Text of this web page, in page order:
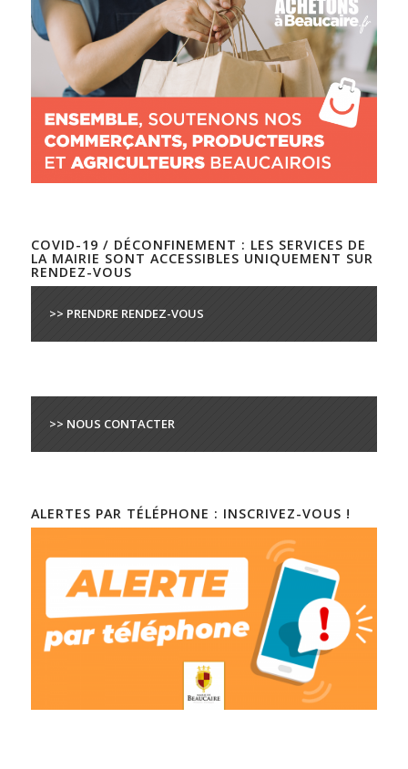
COVID-19 / DÉCONFINEMENT : LES SERVICES DE
LA MAIRIE SONT ACCESSIBLES UNIQUEMENT SUR
RENDEZ-VOUS
>> PRENDRE RENDEZ-VOUS
>> NOUS CONTACTER
ALERTES PAR TÉLÉPHONE : INSCRIVEZ-VOUS !